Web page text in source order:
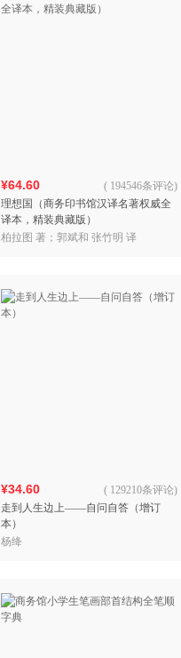
¥64.60
理想国（商务印书馆汉译名著权威全
译本，精装典藏版）
( 194546条评论)
柏拉图 著；郭斌和 张竹明 译
¥34.60
走到人生边上——自问自答（增订
本）
( 129210条评论)
杨绛